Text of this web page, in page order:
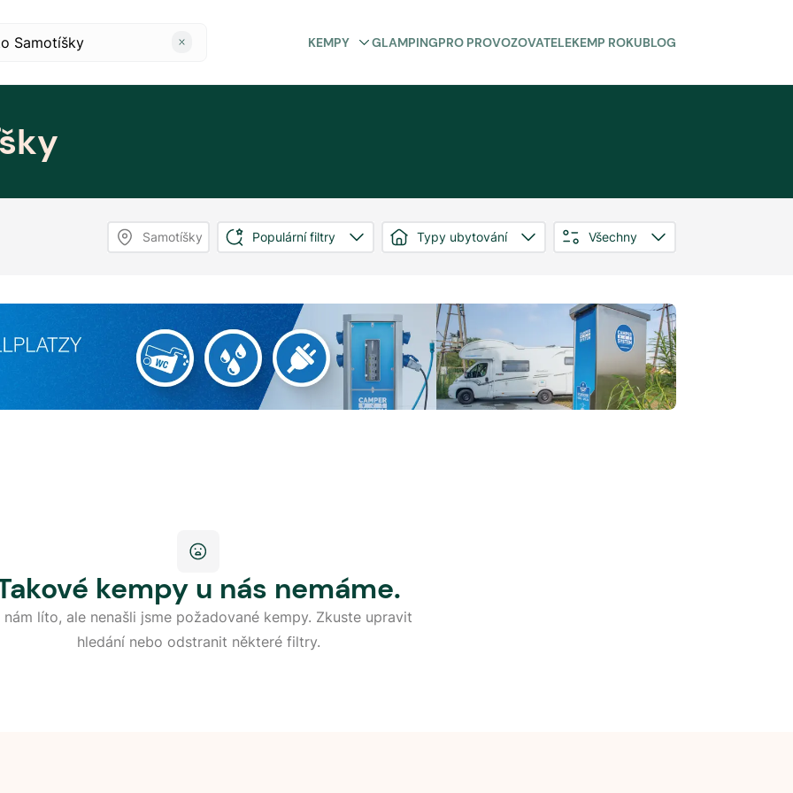
KEMPY GLAMPINGPRO PROVOZOVATELEKEMP ROKUBLOG
Samotíšky Populární filtry Typy ubytování Všechny
kempy u nás nemáme.
nám líto, ale nenašli jsme požadované kempy. Zkuste upravit
hledání nebo odstranit některé filtry.